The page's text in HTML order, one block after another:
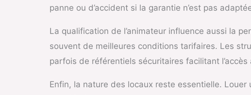
panne ou d’accident si la garantie n’est pas
La qualification de l’animateur influence aussi la
souvent de meilleures conditions tarifaires. Les
parfois de référentiels sécuritaires facilitant
Enfin, la nature des locaux reste essentielle.